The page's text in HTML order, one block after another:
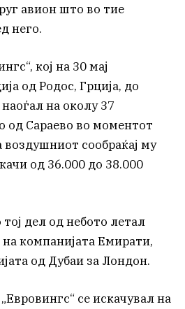
авион што во тие
него.
кој на 30 мај
од Родос, Грција, до
на околу 37
од Сараево во моментот
воздушниот сообраќај му
од 36.000 до 38.000
дел од небото летал
на компанијата Емирати,
од Дубаи за Лондон.
се искачувал на